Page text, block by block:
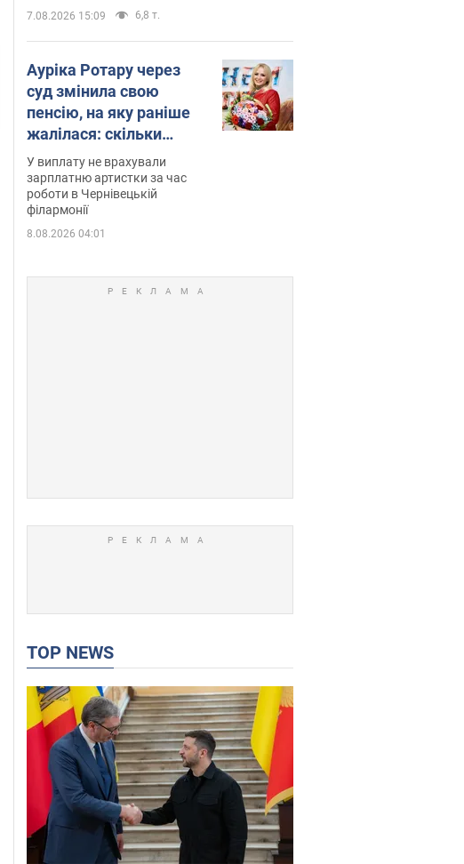
7.08.2026 15:09 6,8 т.
Ауріка Ротару через
суд змінила свою
пенсію, на яку раніше
жалілася: скільки
отримувала співачка
У виплату не врахували
зарплатню артистки за час
роботи в Чернівецькій
філармонії
8.08.2026 04:01
TOP NEWS